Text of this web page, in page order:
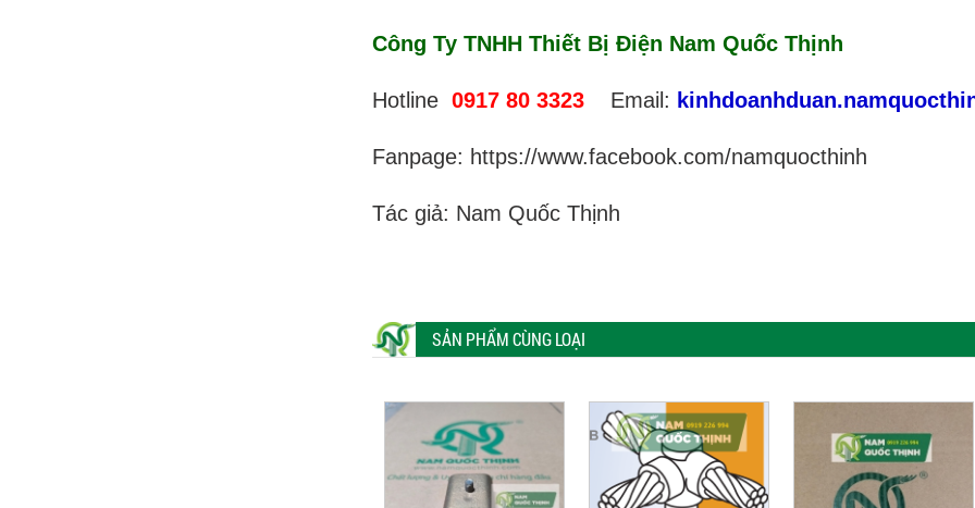
Công Ty TNHH Thiết Bị Điện Nam Quốc Thịnh
Hotline 0917 80 3323 Email:
Fanpage: https://www.facebook.com/namquocthinh
Tác giả: Nam Quốc Thịnh
SẢN PHẨM CÙNG LOẠI